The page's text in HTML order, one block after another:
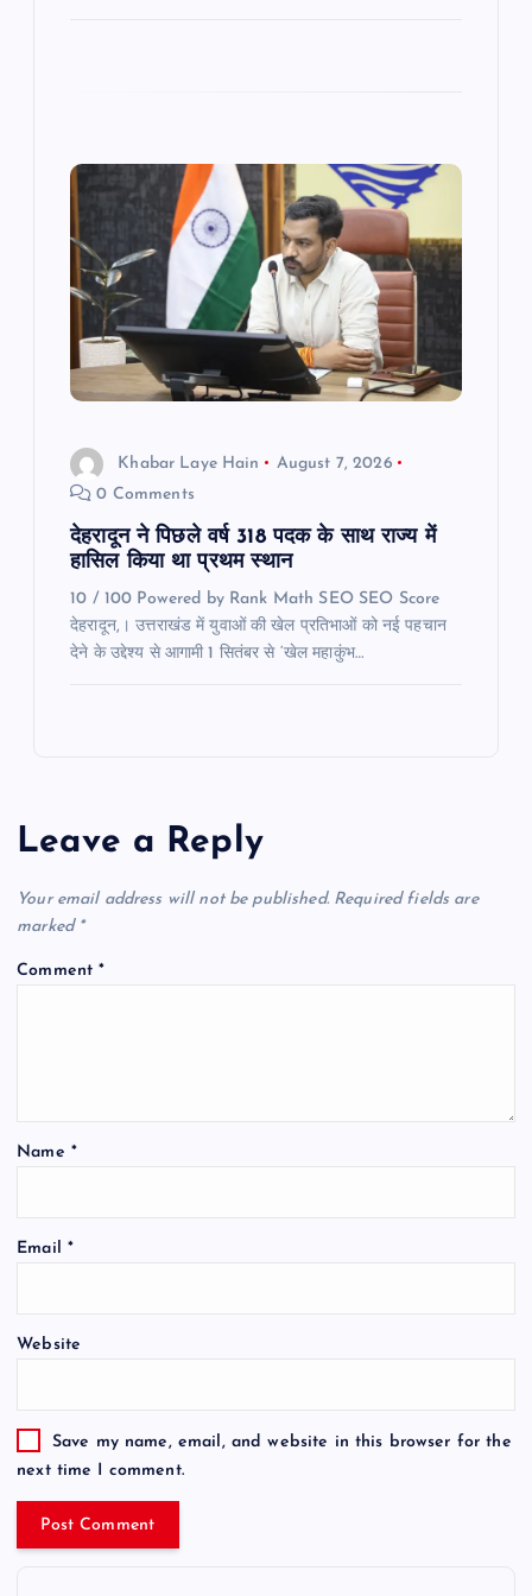
Khabar Laye Hain
August 7, 2026
0 Comments
देहरादून ने पिछले वर्ष 318 पदक के साथ राज्य में
हासिल किया था प्रथम स्थान
10 / 100 Powered by Rank Math SEO SEO Score
देहरादून,। उत्तराखंड में युवाओं की खेल प्रतिभाओं को नई पहचान
देने के उद्देश्य से आगामी 1 सितंबर से ‘खेल महाकुंभ…
Leave a Reply
Your email address will not be published. Required fields are
marked *
Comment*
Name *
Email *
Website
Save my name, email, and website in this browser for the
next time I comment.